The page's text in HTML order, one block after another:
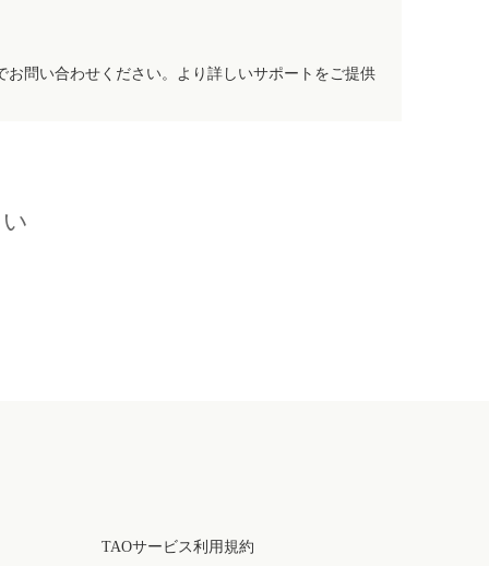
問い合わせください。より詳しいサポートをご提供
TAOサービス利用規約